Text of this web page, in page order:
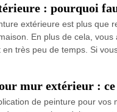
: pourquoi
extérieure est plus que
En plus de cela,
très peu de temps. Si
mur extérieur : ce
de peinture pour